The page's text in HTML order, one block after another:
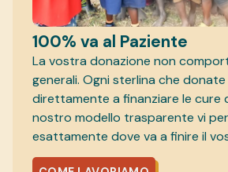
100% va al Paziente
La vostra donazione non
generali. Ogni sterlina che donate
direttamente a finanziare le cure
nostro modello trasparente vi
esattamente dove va a finire il